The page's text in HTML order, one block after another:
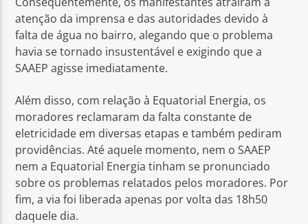
atenção da imprensa e das autoridades devido à
falta de água no bairro, alegando que o problema
havia se tornado insustentável e exigindo que a
SAAEP agisse imediatamente.
Além disso, com relação à Equatorial Energia, os
moradores reclamaram da falta constante de
eletricidade em diversas etapas e também pediram
providências. Até aquele momento, nem o SAAEP
nem a Equatorial Energia tinham se pronunciado
sobre os problemas relatados pelos moradores. Por
fim, a via foi liberada apenas por volta das 18h50
daquele dia.